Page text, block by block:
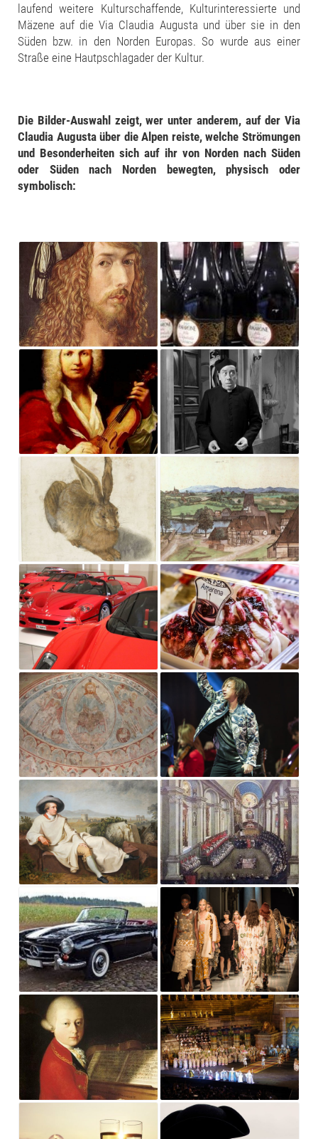
laufend weitere Kulturschaffende, Kulturinteressierte und
Mäzene auf die Via Claudia Augusta und über sie in den
Süden bzw. in den Norden Europas. So wurde aus einer
Straße eine Hautpschlagader der Kultur.
Die Bilder-Auswahl zeigt, wer unter anderem, auf der Via
Claudia Augusta über die Alpen reiste, welche Strömungen
und Besonderheiten sich auf ihr von Norden nach Süden
oder Süden nach Norden bewegten, physisch oder
symbolisch: